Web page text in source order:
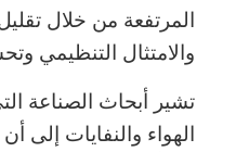
المرتفعة من خلال
والامتثال التنظيمي
تشير أبحاث الصناعة
الهواء والنفايات إلى